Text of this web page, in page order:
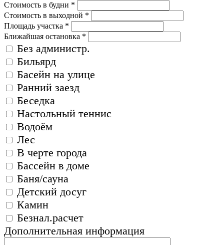
Стоимость в будни *
Стоимость в выходной *
Площадь участка *
Ближайшая остановка *
Без администр.
Бильярд
Басейн на улице
Ранний заезд
Беседка
Настольный теннис
Водоём
Лес
В черте города
Бассейн в доме
Баня/сауна
Детский досуг
Камин
Безнал.расчет
Дополнительная информация